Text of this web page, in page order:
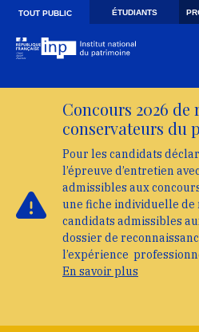
Skip to main navigation
Aller au contenu principal
TOUT PUBLIC ÉTUDIANTS
Concours 2026
conservateurs du
Pour les candidats
l’épreuve d’entretien
admissibles aux
une fiche individuelle de
candidats admissibles
dossier de
l’expérience
En savoir plus